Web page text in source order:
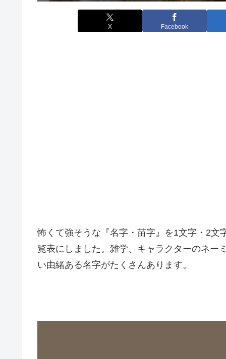
X Facebook
怖くて強そうな『名字・苗字』を1文字・2
覧表にしました。雑学、キャラクターのネー
い由緒ある名字がたくさんあります。